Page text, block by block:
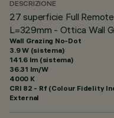
DESCRIZIONE
27 superficie Full
L=329mm - Ottica Wall
Wall Grazing No-Dot
3.9 W (sistema)
141.6 lm (sistema)
36.31 lm/W
4000 K
CRI 82 - Rf (Colour Fidelity
External